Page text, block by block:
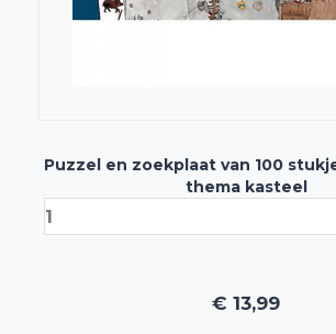
Puzzel en zoekplaat van 100
thema kasteel
€ 13,99